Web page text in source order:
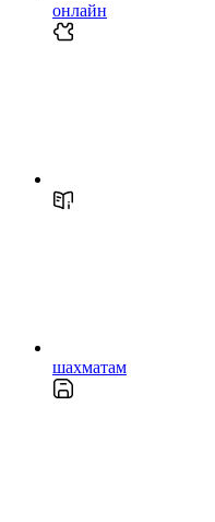
онлайн
шахматам